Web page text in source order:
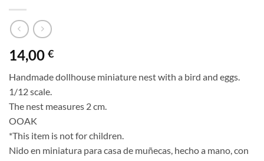
14,00 €
Handmade dollhouse miniature nest with a bird and eggs.
1/12 scale.
The nest measures 2 cm.
OOAK
*This item is not for children.
Nido en miniatura para casa de muñecas, hecho a mano, con